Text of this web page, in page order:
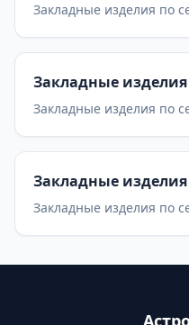
Закладные изделия по
Закладные изделия
Закладные изделия по
Закладные изделия
Закладные изделия по